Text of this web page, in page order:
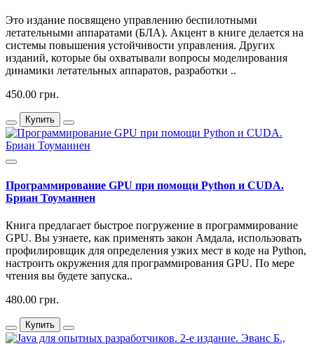
Это издание посвящено управлению беспилотными
летательными аппаратами (БЛА). Акцент в книге делается на
системы повышения устойчивости управления. Других
изданий, которые бы охватывали вопросы моделирования
динамики летательных аппаратов, разработки ..
450.00 грн.
Купить
Программирование GPU при помощи Python и CUDA.
Бриан Тоуманнен
Книга предлагает быстрое погружение в программирование
GPU. Вы узнаете, как применять закон Амдала, использовать
профилировщик для определения узких мест в коде на Python,
настроить окружения для программирования GPU. По мере
чтения вы будете запуска..
480.00 грн.
Купить